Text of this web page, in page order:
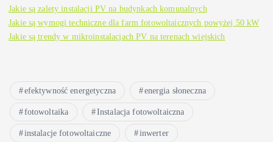
Jakie są zalety instalacji PV na budynkach komunalnych
Jakie są wymogi techniczne dla farm fotowoltaicznych powyżej 50 kW
Jakie są trendy w mikroinstalacjach PV na terenach wiejskich
efektywność energetyczna energia słoneczna
fotowoltaika Instalacja fotowoltaiczna
instalacje fotowoltaiczne inwerter